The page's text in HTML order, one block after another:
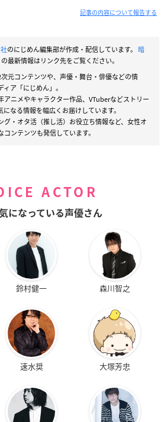
記事の内容について報告する
のにじめん編集部が作成・配信しています。 暗
の最新情報はリンク先をご覧ください。
元コンテンツや、声優・舞台・俳優などの情
ア「にじめん」。
アニメやキャラクター作品、VTuberなどストリー
なる情報を幅広くお届けしています。
グ・オタ活（推し活）お役立ち情報など、女性オ
ンテンツも発信しています。
ACTOR
になっている声優さん
鈴村健一 森川智之
速水奨 大塚芳忠